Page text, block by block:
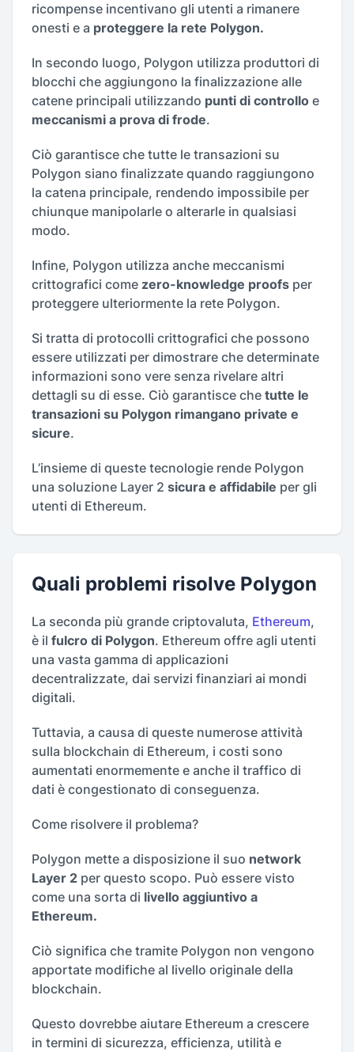
ricompense incentivano gli utenti a rimanere
onesti e a proteggere la rete Polygon.
In secondo luogo, Polygon utilizza produttori di
blocchi che aggiungono la finalizzazione alle
catene principali utilizzando punti di controllo e
meccanismi a prova di frode.
Ciò garantisce che tutte le transazioni su
Polygon siano finalizzate quando raggiungono
la catena principale, rendendo impossibile per
chiunque manipolarle o alterarle in qualsiasi
modo.
Infine, Polygon utilizza anche meccanismi
crittografici come zero-knowledge proofs per
proteggere ulteriormente la rete Polygon.
Si tratta di protocolli crittografici che possono
essere utilizzati per dimostrare che determinate
informazioni sono vere senza rivelare altri
dettagli su di esse. Ciò garantisce che tutte le
transazioni su Polygon rimangano private e
sicure.
L’insieme di queste tecnologie rende Polygon
una soluzione Layer 2 sicura e affidabile per gli
utenti di Ethereum.
Quali problemi risolve Polygon
La seconda più grande criptovaluta, Ethereum,
è il fulcro di Polygon. Ethereum offre agli utenti
una vasta gamma di applicazioni
decentralizzate, dai servizi finanziari ai mondi
digitali.
Tuttavia, a causa di queste numerose attività
sulla blockchain di Ethereum, i costi sono
aumentati enormemente e anche il traffico di
dati è congestionato di conseguenza.
Come risolvere il problema?
Polygon mette a disposizione il suo network
Layer 2 per questo scopo. Può essere visto
come una sorta di livello aggiuntivo a
Ethereum.
Ciò significa che tramite Polygon non vengono
apportate modifiche al livello originale della
blockchain.
Questo dovrebbe aiutare Ethereum a crescere
in termini di sicurezza, efficienza, utilità e